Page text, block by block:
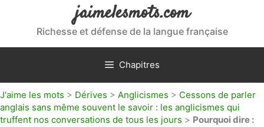
jaimelesmots.com
Richesse et défense de la langue française
Chapitres
J'aime les mots > Dérives > Anglicismes > Cessons de parler
anglais sans même souvent le savoir : les anglicismes qui
truffent nos conversations de tous les jours > Pourquoi dire :